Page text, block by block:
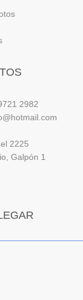
2982
2225
Galpón 1